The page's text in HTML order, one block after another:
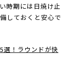
時期には日焼け止
しておくと安心で
選！ラウンドが快